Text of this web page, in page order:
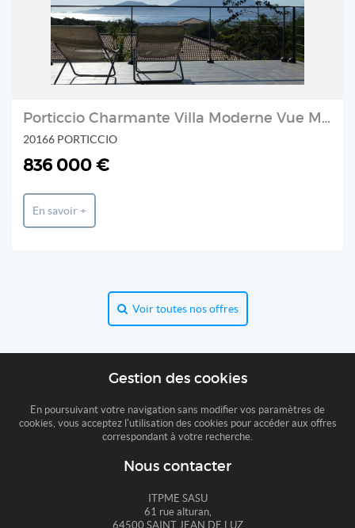
Porticcio Charmante Villa Moderne Vue Mer Secteur Calme
20166 PORTICCIO
836 000 €
En savoir +
Voir toutes nos offres
Gestion des cookies
En poursuivant votre navigation sans modifier vos paramètres de
cookies, vous acceptez l'utilisation des cookies pour accéder aux offres
correspondant à votre recherche.
Nous contacter
ITPME SASU
61 rue alturan,
64500 SAINT JEAN DE LUZ